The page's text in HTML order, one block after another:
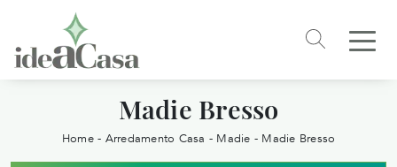
Madie Bresso
Home- Arredamento Casa - Madie - Madie Bresso